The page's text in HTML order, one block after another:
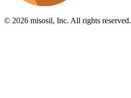
© 2026 misosil, Inc. All rights reserved.